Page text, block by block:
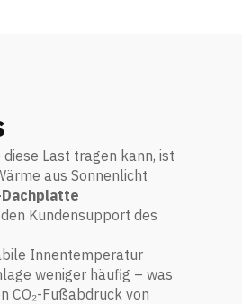
Last tragen kann, ist
aus Sonnenlicht
Kundensupport des
Innentemperatur
weniger häufig – was
CO₂-Fußabdruck von